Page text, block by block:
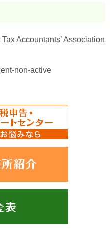
Accountants’ Association
non-active